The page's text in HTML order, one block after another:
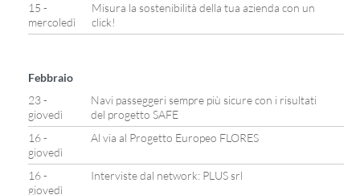
15 -
mercoledì
Misura la sostenibilità della tua azienda con un
click!
Febbraio
23 -
giovedì
Navi passeggeri sempre più sicure con i risultati
del progetto SAFE
16 -
giovedì
Al via al Progetto Europeo FLORES
16 -
giovedì
Interviste dal network: PLUS srl